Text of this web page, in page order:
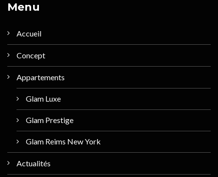
Menu
Accueil
Concept
Appartements
Glam Luxe
Glam Prestige
Glam Reims New York
Actualités